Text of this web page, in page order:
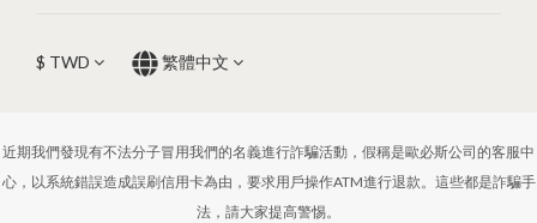
$ TWD 繁體中文
近期我們發現有不法分子冒用我們的名義進行詐騙活動，假稱是歐必斯公司的客服中
心，以系統錯誤造成誤刷信用卡為由，要求用戶操作ATM進行退款。這些都是詐騙手
法，請大家提高警惕。